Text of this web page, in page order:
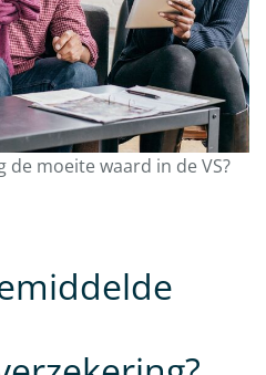
de moeite waard in de VS?